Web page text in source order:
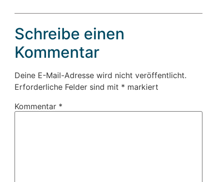
Schreibe einen
Kommentar
Deine E-Mail-Adresse wird nicht veröffentlicht.
Erforderliche Felder sind mit * markiert
Kommentar *